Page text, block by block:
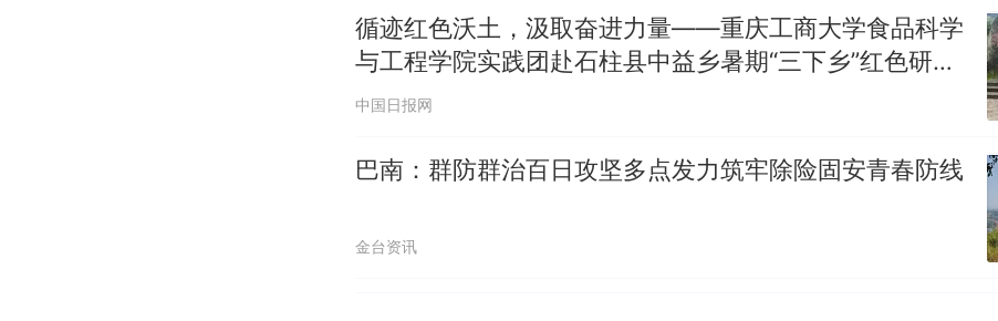
热 制裁瓜子饺子，美国怕什么？
循迹红色沃土，汲取奋进力量——重庆工商大学食品科学
与工程学院实践团赴石柱县中益乡暑期“三下乡”红色研学
活动
中国日报网
巴南：群防群治百日攻坚多点发力筑牢除险固安青春防线
金台资讯